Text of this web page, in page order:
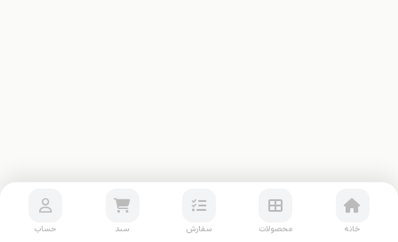
خانه محصولات سفارش سبد حساب